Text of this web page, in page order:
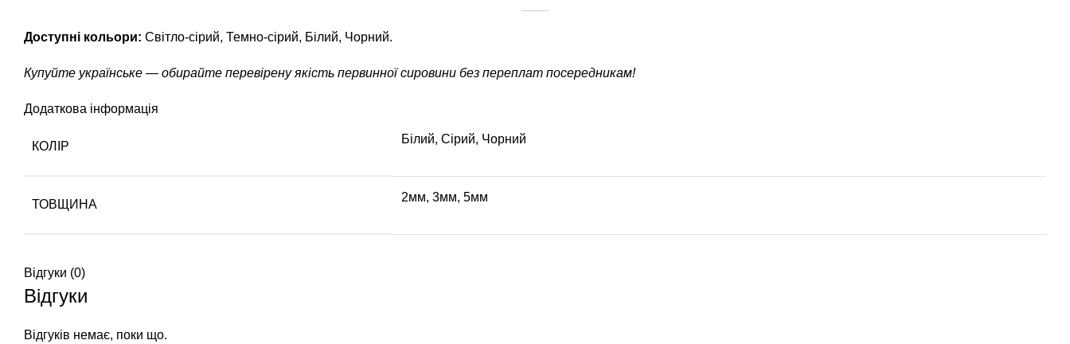
Доступні кольори: Світло-сірий, Темно-сірий, Білий, Чорний.
Купуйте українське — обирайте перевірену якість первинної сировини без переплат посередникам!
Додаткова інформація
КОЛІР
Білий, Сірий, Чорний
ТОВЩИНА
2мм, 3мм, 5мм
Відгуки (0)
Відгуки
Відгуків немає, поки що.